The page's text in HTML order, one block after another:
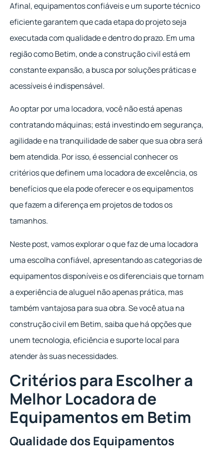
Afinal, equipamentos confiáveis e um suporte técnico
eficiente garantem que cada etapa do projeto seja
executada com qualidade e dentro do prazo. Em uma
região como Betim, onde a construção civil está em
constante expansão, a busca por soluções práticas e
acessíveis é indispensável.
Ao optar por uma locadora, você não está apenas
contratando máquinas; está investindo em segurança,
agilidade e na tranquilidade de saber que sua obra será
bem atendida. Por isso, é essencial conhecer os
critérios que definem uma locadora de excelência, os
benefícios que ela pode oferecer e os equipamentos
que fazem a diferença em projetos de todos os
tamanhos.
Neste post, vamos explorar o que faz de uma locadora
uma escolha confiável, apresentando as categorias de
equipamentos disponíveis e os diferenciais que tornam
a experiência de aluguel não apenas prática, mas
também vantajosa para sua obra. Se você atua na
construção civil em Betim, saiba que há opções que
unem tecnologia, eficiência e suporte local para
atender às suas necessidades.
Critérios para Escolher a
Melhor Locadora de
Equipamentos em Betim
Qualidade dos Equipamentos